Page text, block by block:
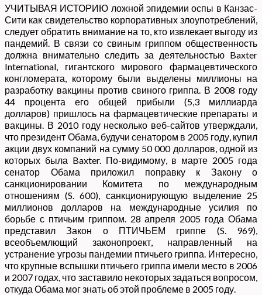
УЧИТЫВАЯ ИСТОРИЮ ложной эпидемии оспы в Канзас-
Сити как свидетельство корпоративных злоупотреблений,
следует обратить внимание на то, кто извлекает выгоду из
пандемий. В связи со свиным гриппом общественность
должна внимательно следить за деятельностью Baxter
International, гигантского мирового фармацевтического
конгломерата, которому были выделены миллионы на
разработку вакцины против свиного гриппа. В 2008 году
44 процента его общей прибыли (5,3 миллиарда
долларов) пришлось на фармацевтические препараты и
вакцины. В 2010 году несколько веб-сайтов утверждали,
что президент Обама, будучи сенатором в 2005 году, купил
акции двух компаний на сумму 50 000 долларов, одной из
которых была Baxter. По-видимому, в марте 2005 года
сенатор Обама приложил поправку к Закону о
санкционировании Комитета по международным
отношениям (S. 600), санкционирующую выделение 25
миллионов долларов на международные усилия по
борьбе с птичьим гриппом. 28 апреля 2005 года Обама
представил Закон о ПТИЧЬЕМ гриппе (S. 969),
всеобъемлющий законопроект, направленный на
устранение угрозы пандемии птичьего гриппа. Интересно,
что крупные вспышки птичьего гриппа имели место в 2006
и 2007 годах, что заставило некоторых задаться вопросом,
откуда Обама мог знать об этой проблеме в 2005 году.